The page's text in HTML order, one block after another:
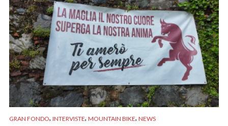
GRAN FONDO, INTERVISTE, MOUNTAIN BIKE, NEWS